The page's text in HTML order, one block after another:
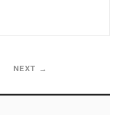
NEXT →